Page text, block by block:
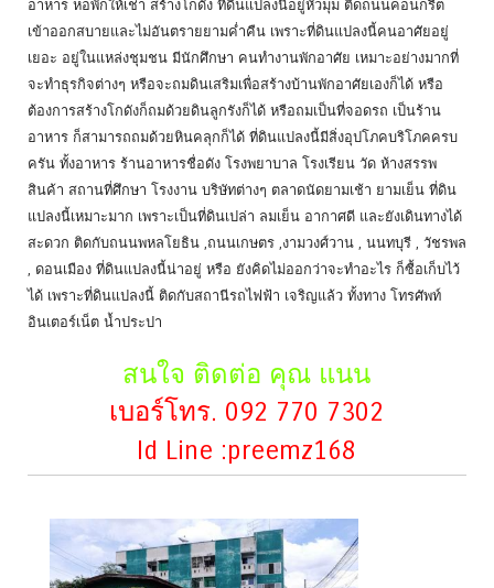
อาหาร หอพักให้เช่า สร้างโกดัง ที่ดินแปลงนี้อยู่หัวมุม ติดถนนคอนกรีต
เข้าออกสบายและไม่อันตรายยามค่ำคืน เพราะที่ดินแปลงนี้คนอาศัยอยู่
เยอะ อยู่ในแหล่งชุมชน มีนักศึกษา คนทำงานพักอาศัย เหมาะอย่างมากที่
จะทำธุรกิจต่างๆ หรือจะถมดินเสริมเพื่อสร้างบ้านพักอาศัยเองก็ได้ หรือ
ต้องการสร้างโกดังก็ถมด้วยดินลูกรังก็ได้ หรือถมเป็นที่จอดรถ เป็นร้าน
อาหาร ก็สามารถถมด้วยหินคลุกก็ได้ ที่ดินแปลงนี้มีสิ่งอุปโภคบริโภคครบ
ครัน ทั้งอาหาร ร้านอาหารชื่อดัง โรงพยาบาล โรงเรียน วัด ห้างสรรพ
สินค้า สถานที่ศึกษา โรงงาน บริษัทต่างๆ ตลาดนัดยามเช้า ยามเย็น ที่ดิน
แปลงนี้เหมาะมาก เพราะเป็นที่ดินเปล่า ลมเย็น อากาศดี และยังเดินทางได้
สะดวก ติดกับถนนพหลโยธิน ,ถนนเกษตร ,งามวงศ์วาน , นนทบุรี , วัชรพล
, ดอนเมือง ที่ดินแปลงนี้น่าอยู่ หรือ ยังคิดไม่ออกว่าจะทำอะไร ก็ซื้อเก็บไว้
ได้ เพราะที่ดินแปลงนี้ ติดกับสถานีรถไฟฟ้า เจริญแล้ว ทั้งทาง โทรศัพท์
อินเตอร์เน็ต น้ำประปา
สนใจ ติดต่อ คุณ แนน
เบอร์โทร. 092 770 7302
Id Line :preemz168